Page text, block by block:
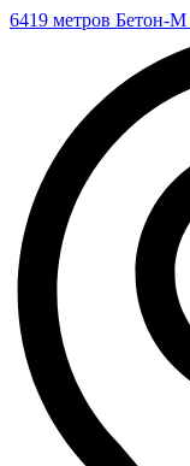
6419 метров Бетон-М